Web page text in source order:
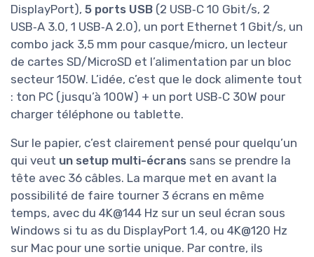
DisplayPort), 5 ports USB (2 USB‑C 10 Gbit/s, 2
USB‑A 3.0, 1 USB‑A 2.0), un port Ethernet 1 Gbit/s, un
combo jack 3,5 mm pour casque/micro, un lecteur
de cartes SD/MicroSD et l’alimentation par un bloc
secteur 150W. L’idée, c’est que le dock alimente tout
: ton PC (jusqu’à 100W) + un port USB‑C 30W pour
charger téléphone ou tablette.
Sur le papier, c’est clairement pensé pour quelqu’un
qui veut un setup multi-écrans sans se prendre la
tête avec 36 câbles. La marque met en avant la
possibilité de faire tourner 3 écrans en même
temps, avec du 4K@144 Hz sur un seul écran sous
Windows si tu as du DisplayPort 1.4, ou 4K@120 Hz
sur Mac pour une sortie unique. Par contre, ils